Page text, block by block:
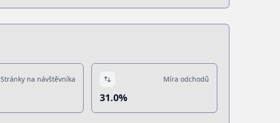
Stránky na návštěvníka Míra odchodů
31.0%